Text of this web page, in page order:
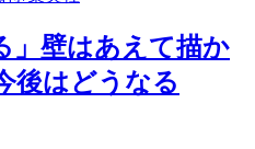
」壁はあえて描か
はどうなる